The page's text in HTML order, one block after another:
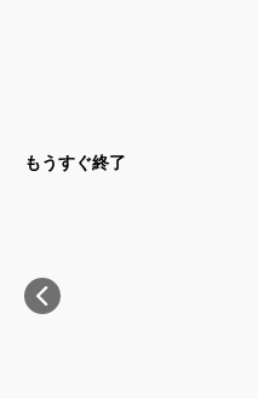
もうすぐ終了